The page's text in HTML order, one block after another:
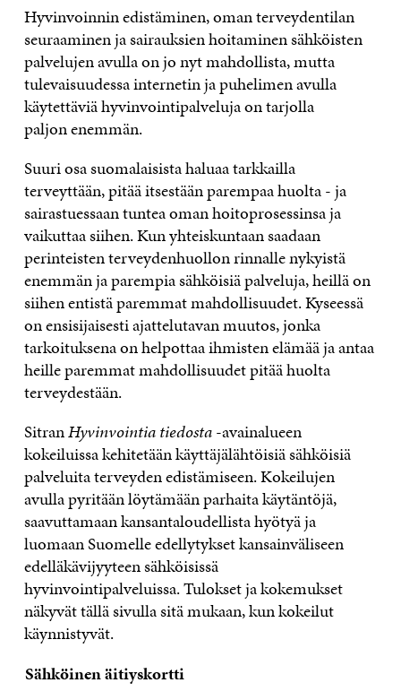
Hyvinvoinnin edistäminen, oman terveydentilan
seuraaminen ja sairauksien hoitaminen sähköisten
palvelujen avulla on jo nyt mahdollista, mutta
tulevaisuudessa internetin ja puhelimen avulla
käytettäviä hyvinvointipalveluja on tarjolla
paljon enemmän.
Suuri osa suomalaisista haluaa tarkkailla
terveyttään, pitää itsestään parempaa huolta ­- ja
sairastuessaan tuntea oman hoitoprosessinsa ja
vaikuttaa siihen. Kun yhteiskuntaan saadaan
perinteisten terveydenhuollon rinnalle nykyistä
enemmän ja parempia sähköisiä palveluja, heillä on
siihen entistä paremmat mahdollisuudet. Kyseessä
on ensisijaisesti ajattelutavan muutos, jonka
tarkoituksena on helpottaa ihmisten elämää ja antaa
heille paremmat mahdollisuudet pitää huolta
terveydestään.
SitranHyvinvointia tiedosta-avainalueen
kokeiluissa kehitetään käyttäjälähtöisiä sähköisiä
palveluita terveyden edistämiseen. Kokeilujen
avulla pyritään löytämään parhaita käytäntöjä,
saavuttamaan kansantaloudellista hyötyä ja
luomaan Suomelle edellytykset kansainväliseen
edelläkävijyyteen sähköisissä
hyvinvointipalveluissa. Tulokset ja kokemukset
näkyvät tällä sivulla sitä mukaan, kun kokeilut
käynnistyvät.
Sähköinen äitiyskortti